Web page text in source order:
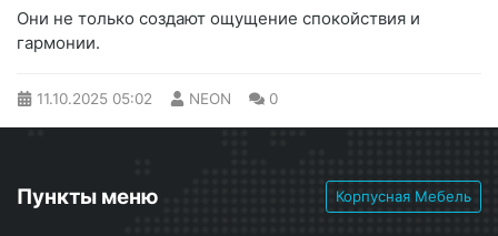
Они не только создают ощущение спокойствия и
гармонии.
11.10.2025 05:02 NEON 0
Пункты меню Корпусная Мебель